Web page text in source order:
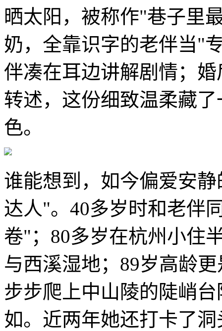
晒太阳，被称作"巷子里
奶，全靠识字的老伴当"
伴凑在耳边讲解剧情；
转述，这份细致温柔藏
色。
谁能想到，如今偏爱安
达人"。40多岁时和老伴
卷"；80多岁在杭州小住
与西溪湿地；89岁高龄
步步爬上中山陵的陡峭
如。近两年她还打卡了